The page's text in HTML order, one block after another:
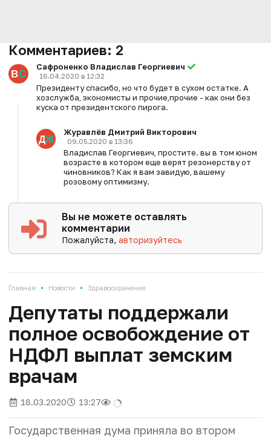
Комментариев: 2
Сафроненко Владислав Георгиевич
16.04.2020 в 12:32
Президенту спасибо, но что будет в сухом остатке. А
хозслужба, экономисты и прочие,прочие - как они без
куска от президентского пирога.
Журавлёв Дмитрий Викторович
09.05.2020 в 13:36
Владислав Георгиевич, простите. вы в том юном
возрасте в котором еще верят резонерству от
чиновников? Как я вам завидую, вашему
розовому оптимизму.
Вы не можете оставлять
комментарии
Пожалуйста,авторизуйтесь
Главная • Новости • Здравоохранение
Депутаты поддержали
полное освобождение от
НДФЛ выплат земским
врачам
18.03.2020 13:27
Государственная дума приняла во втором